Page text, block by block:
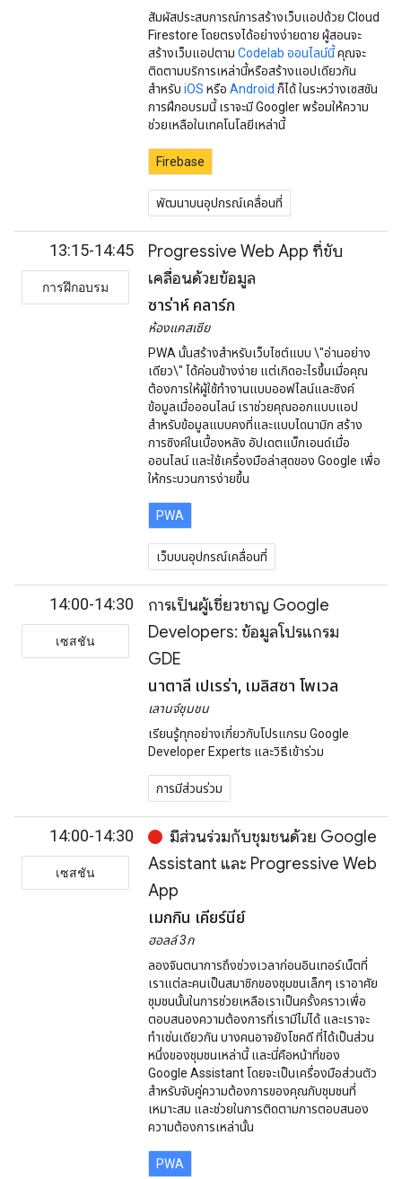
สัมผัสประสบการณ์การสร้างเว็บแอปด้วย Cloud
Firestore โดยตรงได้อย่างง่ายดาย ผู้สอนจะ
สร้างเว็บแอปตาม Codelab ออนไลน์นี้คุณจะ
ติดตามบริการเหล่านี้หรือสร้างแอปเดียวกัน
สำหรับ iOS หรือ Android ก็ได้ ในระหว่างเซสชัน
การฝึกอบรมนี้ เราจะมี Googler พร้อมให้ความ
ช่วยเหลือในเทคโนโลยีเหล่านี้
Firebase
พัฒนาบนอุปกรณ์เคลื่อนที่
13:15-14:45
การฝึกอบรม
Progressive Web App ที่ขับ
เคลื่อนด้วยข้อมูล
ซาร่าห์ คลาร์ก
ห้องแคสเซีย
PWA นั้นสร้างสำหรับเว็บไซต์แบบ \"อ่านอย่าง
เดียว\" ได้ค่อนข้างง่าย แต่เกิดอะไรขึ้นเมื่อคุณ
ต้องการให้ผู้ใช้ทำงานแบบออฟไลน์และซิงค์
ข้อมูลเมื่อออนไลน์ เราช่วยคุณออกแบบแอป
สำหรับข้อมูลแบบคงที่และแบบไดนามิก สร้าง
การซิงค์ในเบื้องหลัง อัปเดตแบ็กเอนด์เมื่อ
ออนไลน์ และใช้เครื่องมือล่าสุดของ Google เพื่อ
ให้กระบวนการง่ายขึ้น
PWA
เว็บบนอุปกรณ์เคลื่อนที่
14:00-14:30
เซสชัน
การเป็นผู้เชี่ยวชาญ Google
Developers: ข้อมูลโปรแกรม
GDE
นาตาลี เปเรร่า, เมลิสซา โพเวล
เลานจ์ชุมชน
เรียนรู้ทุกอย่างเกี่ยวกับโปรแกรม Google
Developer Experts และวิธีเข้าร่วม
การมีส่วนร่วม
14:00-14:30
เซสชัน
มีส่วนร่วมกับชุมชนด้วย Google
Assistant และ Progressive Web
App
เมกกิน เคียร์นีย์
ฮอลล์ 3ก
ลองจินตนาการถึงช่วงเวลาก่อนอินเทอร์เน็ตที่
เราแต่ละคนเป็นสมาชิกของชุมชนเล็กๆ เราอาศัย
ชุมชนนั้นในการช่วยเหลือเราเป็นครั้งคราวเพื่อ
ตอบสนองความต้องการที่เรามีไม่ได้ และเราจะ
ทำเช่นเดียวกัน บางคนอาจยังโชคดี ที่ได้เป็นส่วน
หนึ่งของชุมชนเหล่านี้ และนี่คือหน้าที่ของ
Google Assistant โดยจะเป็นเครื่องมือส่วนตัว
สำหรับจับคู่ความต้องการของคุณกับชุมชนที่
เหมาะสม และช่วยในการติดตามการตอบสนอง
ความต้องการเหล่านั้น
PWA